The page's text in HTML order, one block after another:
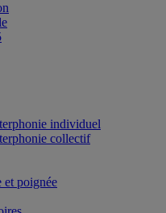
individuel
collectif
et poignée